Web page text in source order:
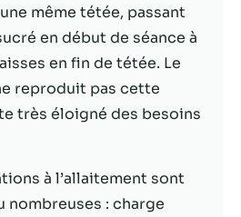
même tétée, passant
en début de séance à
en fin de tétée. Le
reproduit pas cette
très éloigné des besoins
à l’allaitement sont
nombreuses : charge
en fonction
de la façon
dont le site
Web est
utilisé.
Afin que notre
site Web
fonctionne